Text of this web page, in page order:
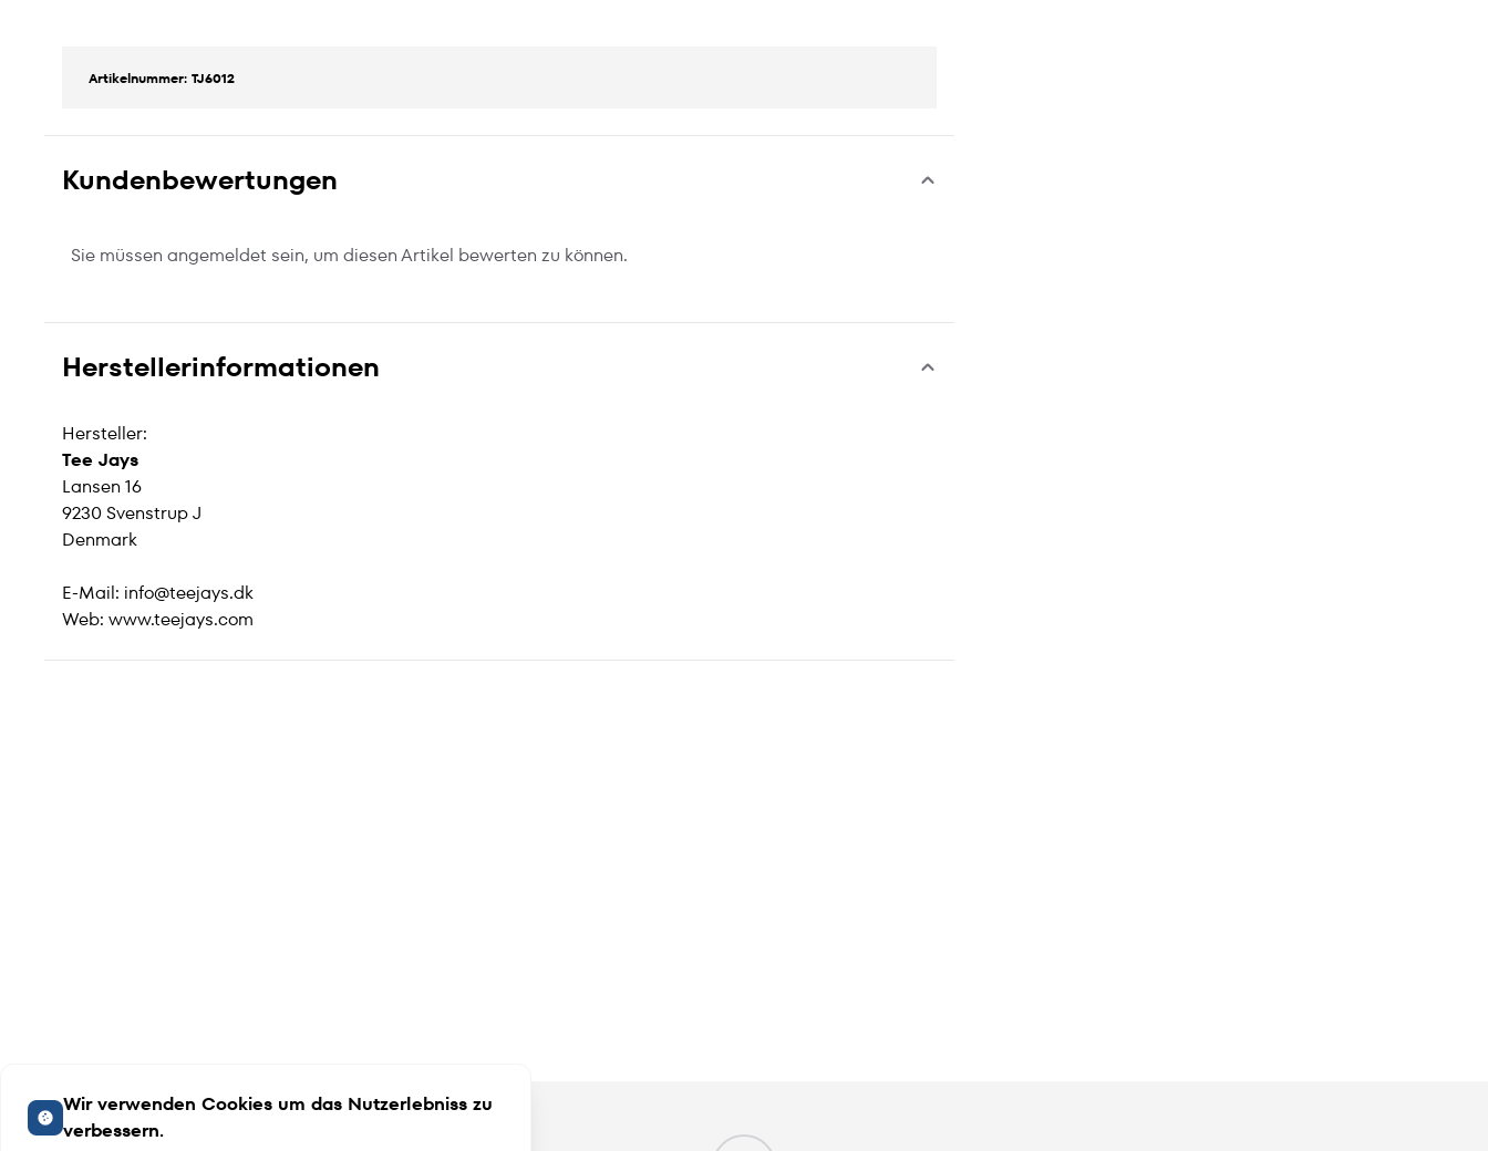
Artikelnummer: TJ6012
Kundenbewertungen
Sie müssen angemeldet sein, um diesen Artikel bewerten zu können.
Herstellerinformationen
Hersteller:
Tee Jays
Lansen 16
9230 Svenstrup J
Denmark
E-Mail: info@teejays.dk
Web: www.teejays.com
Wir verwenden Cookies um das Nutzerlebniss zu
verbessern.